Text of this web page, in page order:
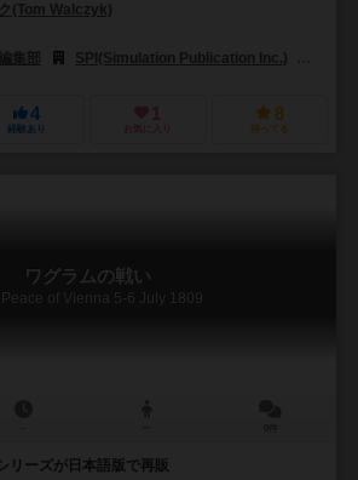
(Tom Walczyk)
集部
SPI(Simulation Publication Inc.)
4
経験あり
1
お気に入り
8
持ってる
ワグラムの戦い
of Vienna 5-6 July 1809
リーズが日本語版で再販